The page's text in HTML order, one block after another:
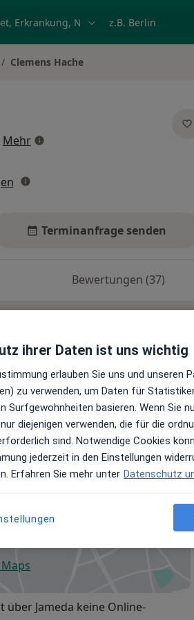
ändern
Clemens Hache
Mehrüber Spezialisierungen
Terminanfrage senden
Bewertungen (37)
und Kosten
über Leistungen
Heilkunde
in einer neuen Registerkarte
über Jameda keine Online-
ihrer Daten ist uns wichtig
erlauben Sie uns und unseren
zu verwenden, um Daten für
Surfgewohnheiten basieren. Wenn Sie
diejenigen verwenden, die für die
sind. Notwendige Cookies
jederzeit in den Einstellungen
Erfahren Sie mehr unter Datenschutz